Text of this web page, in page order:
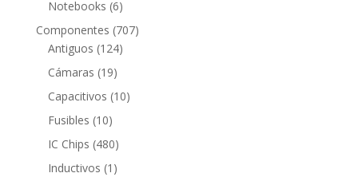
Notebooks 66
productos
Componentes 707707
Antiguos 124124
Cámaras 1919
productos
Capacitivos 1010
Fusibles 1010
productos
IC Chips 480480
productos
Inductivos 1 1